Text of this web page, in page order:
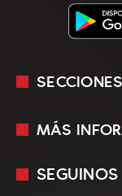
SECCIONES
En Vivo
MÁS
Mediakit
SEGUINOS